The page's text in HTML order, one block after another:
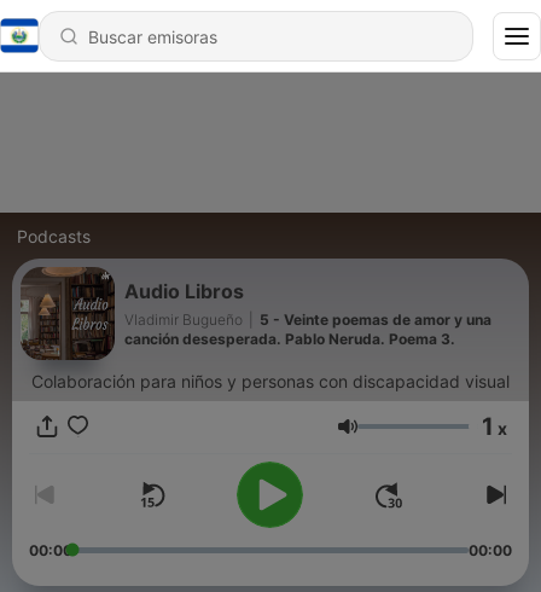
Podcasts
Audio Libros
Vladimir Bugueño
5 - Veinte poemas de amor y una
canción desesperada. Pablo Neruda. Poema 3.
Colaboración para niños y personas con discapacidad visual
Volumen 1 x
00:00 00:00